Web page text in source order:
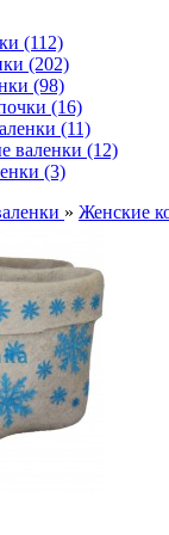
(112)
(202)
(98)
(16)
(11)
валенки (12)
(3)
» Женские